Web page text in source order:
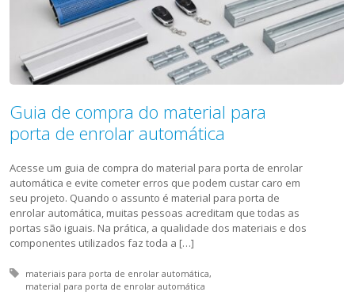
Guia de compra do material para
porta de enrolar automática
Acesse um guia de compra do material para porta de enrolar
automática e evite cometer erros que podem custar caro em
seu projeto. Quando o assunto é material para porta de
enrolar automática, muitas pessoas acreditam que todas as
portas são iguais. Na prática, a qualidade dos materiais e dos
componentes utilizados faz toda a […]
Tagged with:
materiais para porta de enrolar automática
material para porta de enrolar automática